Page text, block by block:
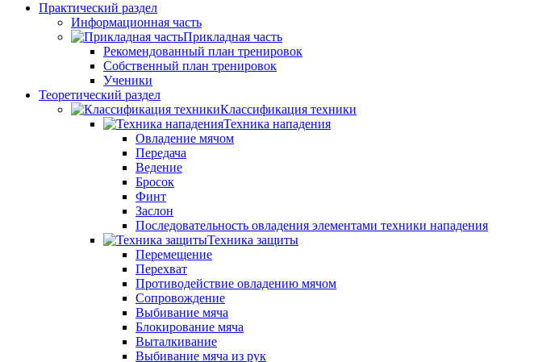
Практический раздел
Информационная часть
Прикладная часть
Рекомендованный план тренировок
Собственный план тренировок
Ученики
Теоретический раздел
Классификация техники
Техника нападения
Овладение мячом
Передача
Ведение
Бросок
Финт
Заслон
Последовательность овладения элементами техники нападения
Техника защиты
Перемещение
Перехват
Противодействие овладению мячом
Сопровождение
Выбивание мяча
Блокирование мяча
Выталкивание
Выбивание мяча из рук